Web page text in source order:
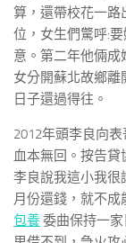
算，還帶校花一路
位，女生們驚呼:
意。第二年他倆成
女分開蘇北故鄉離
日子還過得往。
2012年頭李良向
血本無回。按告貸
李良說我這小我很
月份還錢，就不
包養委曲保持一